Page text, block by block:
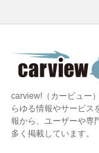
carview!（カービュー
らゆる情報やサービス
報から、ユーザーや専
多く掲載しています。